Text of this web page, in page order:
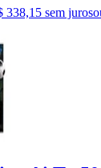
338,15 sem juros